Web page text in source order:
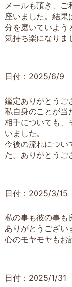
メールも頂き、ご
座いました。結果
分を磨いていよう
気持ち楽になりま
日付：2025/6/9
鑑定ありがとうご
私自身のことが当
相手についても、
いました。
今後の流れについ
た。ありがとうご
日付：2025/3/15
私の事も彼の事も
ありがとうござい
心のモヤモヤもお
日付：2025/1/31